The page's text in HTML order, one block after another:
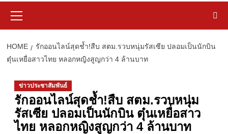
Menu
HOME
รักออนไลน์สุดช้ำ!สืบ สตม.รวบหนุ่มรัสเซีย ปลอมเป็นนักบิน
ตุ๋นเหยื่อสาวไทย หลอกหญิงสูญกว่า 4 ล้านบาท
ข่าวประชาสัมพันธ์
รักออนไลน์สุดช้ำ!สืบ สตม.รวบหนุ่ม
รัสเซีย ปลอมเป็นนักบิน ตุ๋นเหยื่อสาว
ไทย หลอกหญิงสูญกว่า 4 ล้านบาท